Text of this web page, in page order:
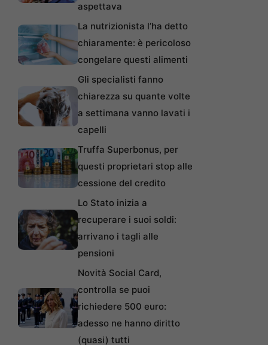
aspettava
La nutrizionista l’ha detto
chiaramente: è pericoloso
congelare questi alimenti
Gli specialisti fanno
chiarezza su quante volte
a settimana vanno lavati i
capelli
Truffa Superbonus, per
questi proprietari stop alle
cessione del credito
Lo Stato inizia a
recuperare i suoi soldi:
arrivano i tagli alle
pensioni
Novità Social Card,
controlla se puoi
richiedere 500 euro:
adesso ne hanno diritto
(quasi) tutti